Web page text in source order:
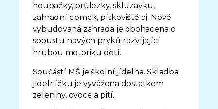
houpačky, průlezky, skluzavku,
zahradní domek, pískoviště aj. Nově
vybudovaná zahrada je obohacena o
spoustu nových prvků rozvíjející
hrubou motoriku dětí.
Součástí MŠ je školní jídelna. Skladba
jídelníčku je vyvážena dostatkem
zeleniny, ovoce a pití.